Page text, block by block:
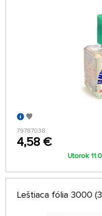
79787038
4,58 €
Utorok
Leštiaca fólia 3000